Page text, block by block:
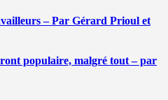
– Par Gérard Prioul et
populaire, malgré tout – par